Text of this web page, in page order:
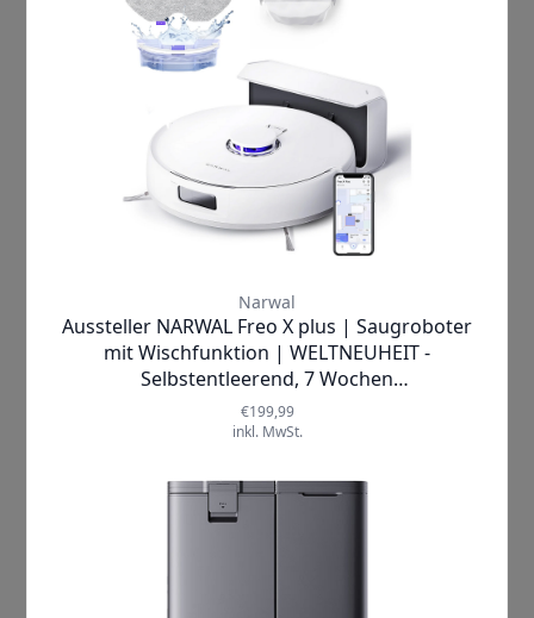
Ihren Bedürfnissen an. Nutzen Sie ihn
als täglichen Helfer für die gründliche
Reinigung von Parkett, Fliesen oder
Teppichen; lassen Sie ihn nach
Feierabend oder während Ihrer
Abwesenheit arbeiten und freuen Sie
sich über ein stets blitzsauberes
Zuhause ohne Schweiß oder
Vertrauen Sie auf die herausragende
Qualität eines Produkts, das bereits
zahlreiche begeisterte Kunden
überzeugt hat und durch seine
Langlebigkeit sowie innovative Technik
besticht. Der Narwal Freo X10 Pro
getestet, um Ihnen höchste
Zuverlässigkeit und Effizienz zu bieten